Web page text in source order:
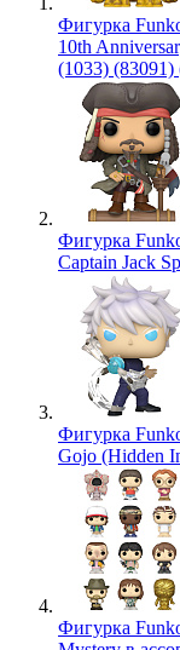
Фигурка
10th
(1033) (83091)
Фигурка
Captain Jack
Фигурка
Gojo (Hidden
Фигурка